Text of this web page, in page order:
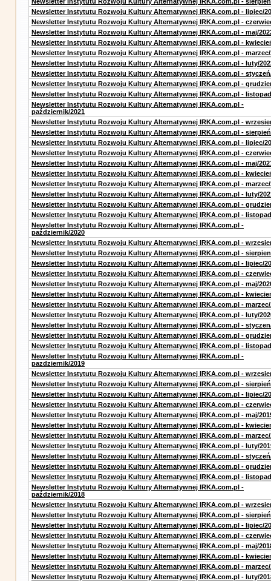
Newsletter Instytutu Rozwoju Kultury Alternatywnej IRKA.com.pl - lipiec/
Newsletter Instytutu Rozwoju Kultury Alternatywnej IRKA.com.pl -
Newsletter Instytutu Rozwoju Kultury Alternatywnej IRKA.com.pl - maj/
Newsletter Instytutu Rozwoju Kultury Alternatywnej IRKA.com.pl -
Newsletter Instytutu Rozwoju Kultury Alternatywnej IRKA.com.pl - marzec/
Newsletter Instytutu Rozwoju Kultury Alternatywnej IRKA.com.pl - luty/
Newsletter Instytutu Rozwoju Kultury Alternatywnej IRKA.com.pl -
Newsletter Instytutu Rozwoju Kultury Alternatywnej IRKA.com.pl -
Newsletter Instytutu Rozwoju Kultury Alternatywnej IRKA.com.pl -
Newsletter Instytutu Rozwoju Kultury Alternatywnej IRKA.com.pl -
październik/2021
Newsletter Instytutu Rozwoju Kultury Alternatywnej IRKA.com.pl -
Newsletter Instytutu Rozwoju Kultury Alternatywnej IRKA.com.pl -
Newsletter Instytutu Rozwoju Kultury Alternatywnej IRKA.com.pl - lipiec/
Newsletter Instytutu Rozwoju Kultury Alternatywnej IRKA.com.pl -
Newsletter Instytutu Rozwoju Kultury Alternatywnej IRKA.com.pl - maj/
Newsletter Instytutu Rozwoju Kultury Alternatywnej IRKA.com.pl -
Newsletter Instytutu Rozwoju Kultury Alternatywnej IRKA.com.pl - marzec/
Newsletter Instytutu Rozwoju Kultury Alternatywnej IRKA.com.pl - luty/
Newsletter Instytutu Rozwoju Kultury Alternatywnej IRKA.com.pl -
Newsletter Instytutu Rozwoju Kultury Alternatywnej IRKA.com.pl -
Newsletter Instytutu Rozwoju Kultury Alternatywnej IRKA.com.pl -
październik/2020
Newsletter Instytutu Rozwoju Kultury Alternatywnej IRKA.com.pl -
Newsletter Instytutu Rozwoju Kultury Alternatywnej IRKA.com.pl -
Newsletter Instytutu Rozwoju Kultury Alternatywnej IRKA.com.pl - lipiec/
Newsletter Instytutu Rozwoju Kultury Alternatywnej IRKA.com.pl -
Newsletter Instytutu Rozwoju Kultury Alternatywnej IRKA.com.pl - maj/
Newsletter Instytutu Rozwoju Kultury Alternatywnej IRKA.com.pl -
Newsletter Instytutu Rozwoju Kultury Alternatywnej IRKA.com.pl - marzec/
Newsletter Instytutu Rozwoju Kultury Alternatywnej IRKA.com.pl - luty/
Newsletter Instytutu Rozwoju Kultury Alternatywnej IRKA.com.pl -
Newsletter Instytutu Rozwoju Kultury Alternatywnej IRKA.com.pl -
Newsletter Instytutu Rozwoju Kultury Alternatywnej IRKA.com.pl -
Newsletter Instytutu Rozwoju Kultury Alternatywnej IRKA.com.pl -
pazdziernik/2019
Newsletter Instytutu Rozwoju Kultury Alternatywnej IRKA.com.pl -
Newsletter Instytutu Rozwoju Kultury Alternatywnej IRKA.com.pl -
Newsletter Instytutu Rozwoju Kultury Alternatywnej IRKA.com.pl - lipiec/
Newsletter Instytutu Rozwoju Kultury Alternatywnej IRKA.com.pl -
Newsletter Instytutu Rozwoju Kultury Alternatywnej IRKA.com.pl - maj/
Newsletter Instytutu Rozwoju Kultury Alternatywnej IRKA.com.pl -
Newsletter Instytutu Rozwoju Kultury Alternatywnej IRKA.com.pl - marzec/
Newsletter Instytutu Rozwoju Kultury Alternatywnej IRKA.com.pl - luty/
Newsletter Instytutu Rozwoju Kultury Alternatywnej IRKA.com.pl -
Newsletter Instytutu Rozwoju Kultury Alternatywnej IRKA.com.pl -
Newsletter Instytutu Rozwoju Kultury Alternatywnej IRKA.com.pl -
Newsletter Instytutu Rozwoju Kultury Alternatywnej IRKA.com.pl -
październik/2018
Newsletter Instytutu Rozwoju Kultury Alternatywnej IRKA.com.pl -
Newsletter Instytutu Rozwoju Kultury Alternatywnej IRKA.com.pl -
Newsletter Instytutu Rozwoju Kultury Alternatywnej IRKA.com.pl - lipiec/
Newsletter Instytutu Rozwoju Kultury Alternatywnej IRKA.com.pl -
Newsletter Instytutu Rozwoju Kultury Alternatywnej IRKA.com.pl - maj/
Newsletter Instytutu Rozwoju Kultury Alternatywnej IRKA.com.pl -
Newsletter Instytutu Rozwoju Kultury Alternatywnej IRKA.com.pl - marzec/
Newsletter Instytutu Rozwoju Kultury Alternatywnej IRKA.com.pl - luty/